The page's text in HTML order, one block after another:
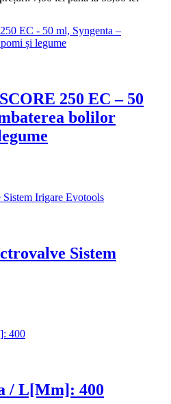
250 EC – 50
bolilor
Sistem
/ L[Mm]: 400